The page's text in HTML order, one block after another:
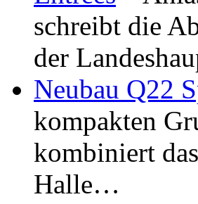
schreibt die
der
Neubau Q22
kompakten
kombiniert
Halle…